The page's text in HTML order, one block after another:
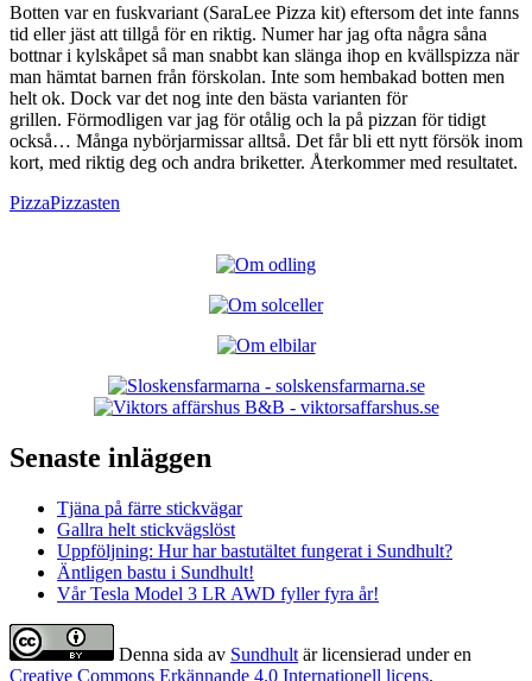
Botten var en fuskvariant (SaraLee Pizza kit) eftersom det inte fanns
tid eller jäst att tillgå för en riktig. Numer har jag ofta några såna
bottnar i kylskåpet så man snabbt kan slänga ihop en kvällspizza när
man hämtat barnen från förskolan. Inte som hembakad botten men
helt ok. Dock var det nog inte den bästa varianten för
grillen. Förmodligen var jag för otålig och la på pizzan för tidigt
också… Många nybörjarmissar alltså. Det får bli ett nytt försök inom
kort, med riktig deg och andra briketter. Återkommer med resultatet.
PizzaPizzasten
Senaste inläggen
Tjäna på färre stickvägar
Gallra helt stickvägslöst
Uppföljning: Hur har bastutältet fungerat i Sundhult?
Äntligen bastu i Sundhult!
Vår Tesla Model 3 LR AWD fyller fyra år!
Denna sida av Sundhult är licensierad under en
Creative Commons Erkännande 4.0 Internationell licens.